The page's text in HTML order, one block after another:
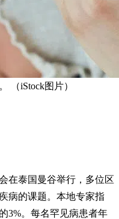
（iStock图片）
在泰国曼谷举行，多位区
病的课题。本地专家指
3%。每名罕见病患者年